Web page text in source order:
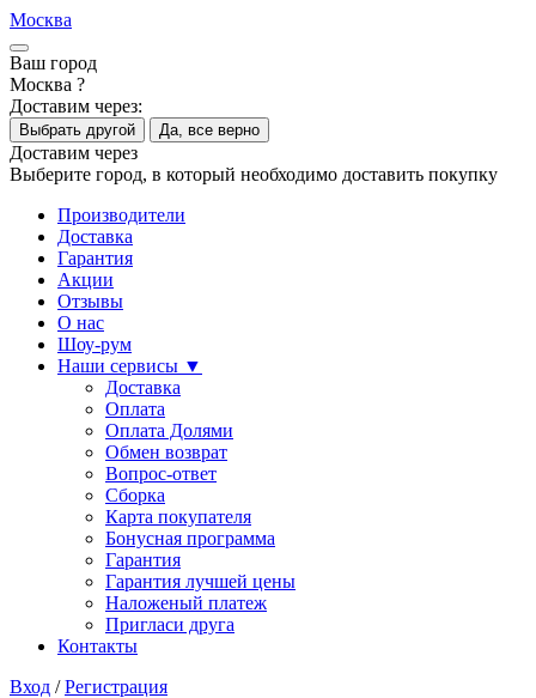
Москва
Ваш город
Москва ?
Доставим через:
Выбрать другой Да, все верно
Доставим через
Выберите город, в который необходимо доставить покупку
Производители
Доставка
Гарантия
Акции
Отзывы
О нас
Шоу-рум
Наши сервисы ▼
Доставка
Оплата
Оплата Долями
Обмен возврат
Вопрос-ответ
Сборка
Карта покупателя
Бонусная программа
Гарантия
Гарантия лучшей цены
Наложеный платеж
Пригласи друга
Контакты
Вход / Регистрация